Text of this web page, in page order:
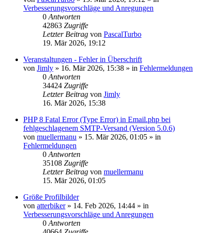
Verbesserungsvorschläge und Anregungen
0 Antworten
42863 Zugriffe
Letzter Beitrag von PascalTurbo
19. Mär 2026, 19:12
Veranstaltungen - Fehler in Überschrift
von Jimly » 16. Mär 2026, 15:38 » in Fehlermeldungen
0 Antworten
34424 Zugriffe
Letzter Beitrag von Jimly
16. Mär 2026, 15:38
PHP 8 Fatal Error (Type Error) in Email.php bei
fehlgeschlagenem SMTP-Versand (Version 5.0.6)
von muellermanu » 15. Mär 2026, 01:05 » in
Fehlermeldungen
0 Antworten
35108 Zugriffe
Letzter Beitrag von muellermanu
15. Mär 2026, 01:05
Größe Profilbilder
von atterbiker» 14. Feb 2026, 14:44 » in
Verbesserungsvorschläge und Anregungen
0 Antworten